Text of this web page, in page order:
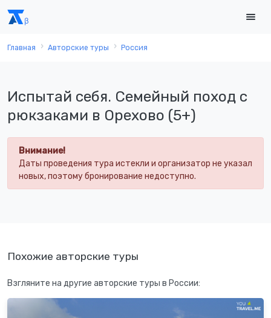
Главная Авторские туры Россия
Испытай себя. Семейный поход с
рюкзаками в Орехово (5+)
Внимание!
Даты проведения тура истекли и организатор не указал
новых, поэтому бронирование недоступно.
Похожие авторские туры
Взгляните на другие авторские туры в России: